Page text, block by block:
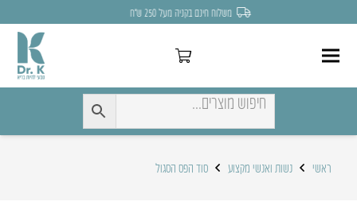
לחצו כאן להנחה של 7% לקניה הראשונה
ראשי נשות ואנשי מקצוע סוד הפס הסגול